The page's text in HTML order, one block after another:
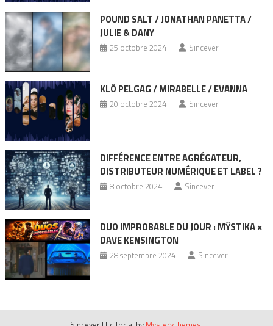
POUND SALT / JONATHAN PANETTA /
JULIE & DANY
25 octobre 2024 Sincever
KLÔ PELGAG / MIRABELLE / EVANNA
20 octobre 2024 Sincever
DIFFÉRENCE ENTRE AGRÉGATEUR,
DISTRIBUTEUR NUMÉRIQUE ET LABEL ?
8 octobre 2024 Sincever
DUO IMPROBABLE DU JOUR : MŸSTIKA ×
DAVE KENSINGTON
28 septembre 2024 Sincever